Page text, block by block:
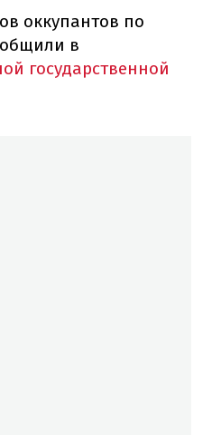
оккупантов по
в
государственной